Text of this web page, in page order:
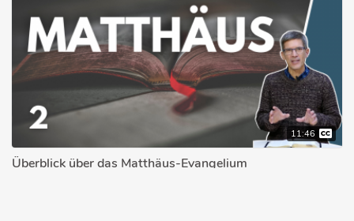
11:46
Überblick über das Matthäus-Evangelium